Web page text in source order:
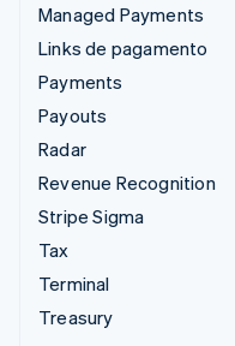
Managed Payments
Links de pagamento
Payments
Payouts
Radar
Revenue Recognition
Stripe Sigma
Tax
Terminal
Treasury